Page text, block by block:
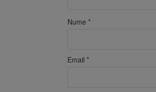
Nume *
Email *